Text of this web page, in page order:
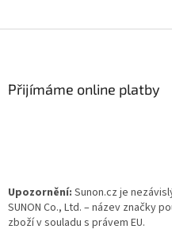
Přijímáme online platby
Upozornění: Sunon.cz je
SUNON Co., Ltd. – název značky
zboží v souladu s právem EU.